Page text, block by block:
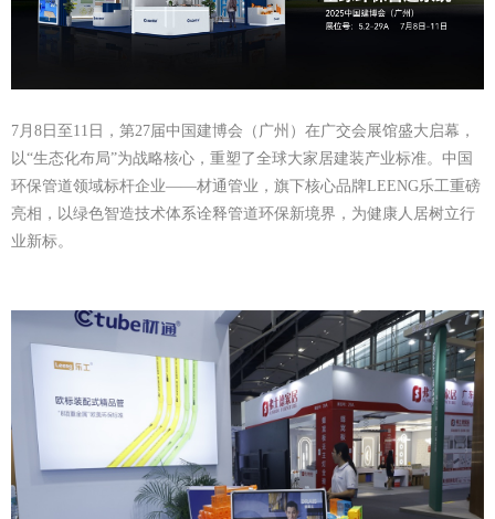
7月8日至11日，第27届中国建博会（广州）在广交会展馆盛大启幕，
以“生态化布局”为战略核心，重塑了全球大家居建装产业标准。中国
环保管道领域标杆企业——材通管业，旗下核心品牌LEENG乐工重磅
亮相，以绿色智造技术体系诠释管道环保新境界，为健康人居树立行
业新标。